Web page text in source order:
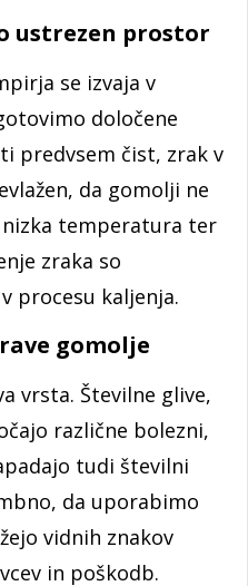
ustrezen prostor
se izvaja v
določene
predvsem čist, zrak v
da gomolji ne
nizka temperatura ter
zraka so
procesu kaljenja.
gomolje
vrsta. Številne glive,
različne bolezni,
tudi številni
da uporabimo
vidnih znakov
in poškodb.